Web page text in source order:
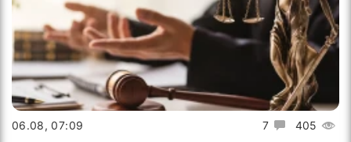
7 405
06.08, 07:09